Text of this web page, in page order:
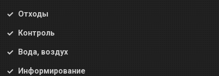
Отходы
Контроль
Вода, воздух
Информирование